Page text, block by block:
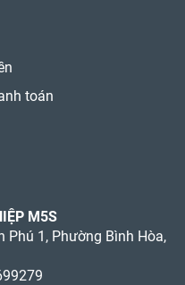
toán
M5S
Phú 1, Phường Bình Hòa,